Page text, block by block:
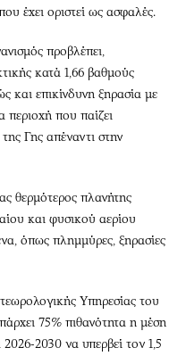
Προσφορές
Προσωπικότητες στην ''Κ''
Επιστολές
έχει οριστεί ως ασφαλές.
προβλέπει,
κατά 1,66 βαθμούς
επικίνδυνη ξηρασία με
περιοχή που παίζει
Γης απέναντι στην
θερμότερος πλανήτης
και φυσικού αερίου
όπως πλημμύρες, ξηρασίες
Υπηρεσίας του
75% πιθανότητα η μέση
2030 να υπερβεί τον 1,5